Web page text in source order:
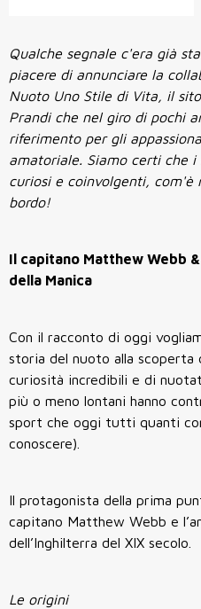
Qualche segnale c'era già
piacere di annunciare la
Nuoto Uno Stile di Vita, il
Prandi che nel giro di pochi
riferimento per gli
amatoriale. Siamo certi che
curiosi e coinvolgenti, com'è
bordo!
Il capitano Matthew Webb
della Manica
Con il racconto di oggi
storia del nuoto alla
curiosità incredibili e di
più o meno lontani hanno
sport che oggi tutti quanti
conoscere).
Il protagonista della prima
capitano Matthew Webb e
dell’Inghilterra del XIX secolo.
Le origini